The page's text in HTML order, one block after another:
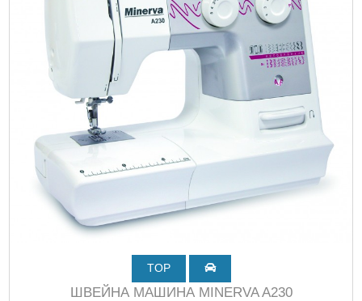
TOP
ШВЕЙНА МАШИНА МINERVA A230